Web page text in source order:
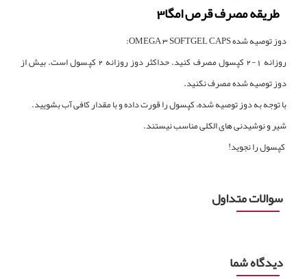
طریقه مصرف قرص امگا3
دوز توصیه شده OMEGA 3 SOFTGEL CAPS:
روزانه 1-2 کپسول مصرف کنید. حداکثر دوز روزانه 2 کپسول است. بیش از
دوز توصیه شده مصرف نکنید.
با توجه به دوز توصیه شده، کپسول را قورت داده و با مقدار کافی آب بشویید.
شیر و نوشیدنی های الکلی مناسب نیستند.
کپسول را نجوید!
سوالات متداول
دیدگاه شما